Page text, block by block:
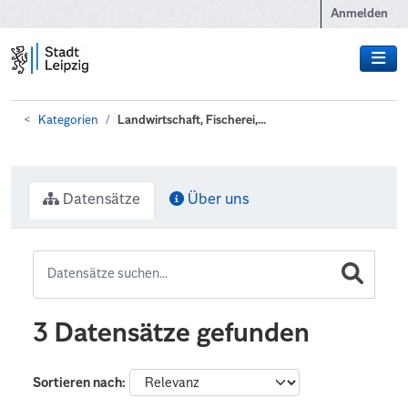
Anmelden
Kategorien Landwirtschaft, Fischerei,...
Datensätze Über uns
3 Datensätze gefunden
Sortieren nach